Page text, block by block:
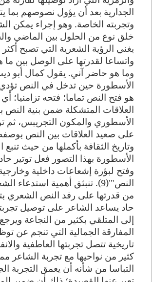
الجدارية بعد أن يؤول نصوصهم بما
وتجربته الخاصة. وهو إجراء يمكن
خلق نوع من الحلول بين الماضي
يغني الرؤية الشعرية التي تصبح
واتساعا لقدرتها على الوصل بين ما
وما هو حاضر آني. يقول كمال أبو
الأسطورة حين تدخل في النص تؤدي
هو فتح النص تماما؛ فتحه تزامنيا؛
العلاقات المتشكلة ضمن بنية النص
الأسطوري والمكون التجريبس، ثم
على صعيد العلاقات بين النص بوصفه
وتاريخ الثقافة بأكملها من حيث
الأسطورة بهذا التصور فعل توتير
وفتح لبؤرة إشعاعات داخلية
النص"'(9). تنبثق أهمية استدعاء
من قدرتها على رفد النص الشعري
حاد يساعد الشاعر على توصيل
إلى المتلقي بكثير من النجاعة
المفارقة الجمالية التي تنجم عن
تاريخية تتصل تجربتها العاطفية
كثير من نواحيها مع تجربة الشاعر
التباسا من شأنه أن يعمق التجربة